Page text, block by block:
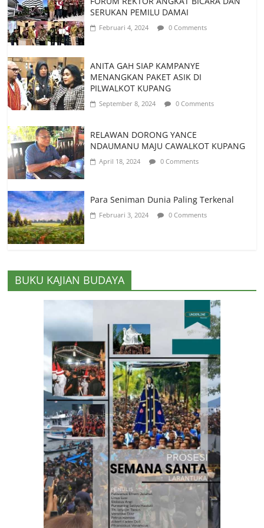
SERUKAN PEMILU DAMAI
Februari 4, 2024 0 Comments
ANITA GAH SIAP KAMPANYE
MENANGKAN PAKET ASIK DI
PILWALKOT KUPANG
September 8, 2024 0 Comments
RELAWAN DORONG YANCE
NDAUMANU MAJU CAWALKOT KUPANG
April 18, 2024 0 Comments
Para Seniman Dunia Paling Terkenal
Februari 3, 2024 0 Comments
BUKU KAJIAN BUDAYA